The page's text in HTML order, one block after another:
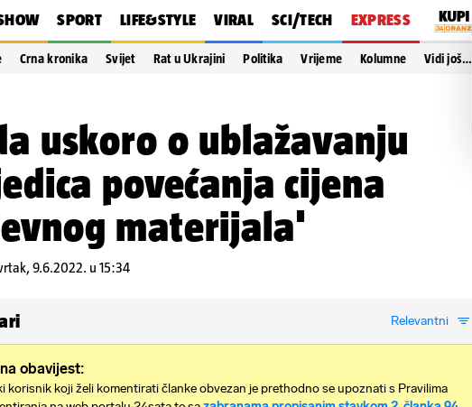
SPORT LIFE&STYLE VIRAL SCI/TECH EXPRESS
Crna kronika Svijet Rat u Ukrajini Politika Vrijeme Kolumne Vidi još…
uskoro o ublažavanju
povećanja cijena
materijala'
9.6.2022. u 15:34
Relevantni
obavijest:
korisnik koji želi komentirati članke obvezan je prethodno se upoznati s Pravilima